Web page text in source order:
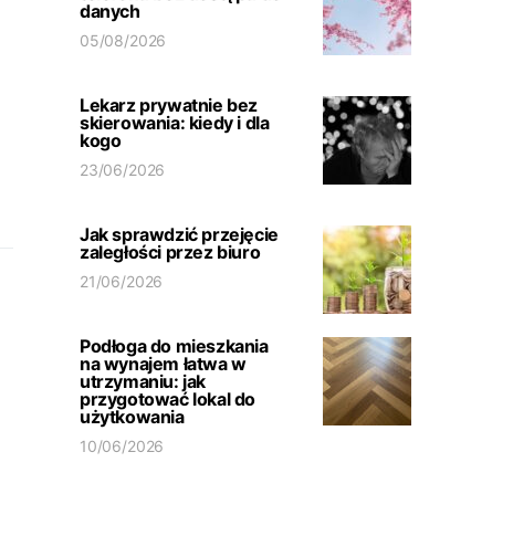
danych
05/08/2026
Lekarz prywatnie bez
skierowania: kiedy i dla
kogo
23/06/2026
Jak sprawdzić przejęcie
zaległości przez biuro
21/06/2026
Podłoga do mieszkania
na wynajem łatwa w
utrzymaniu: jak
przygotować lokal do
użytkowania
10/06/2026